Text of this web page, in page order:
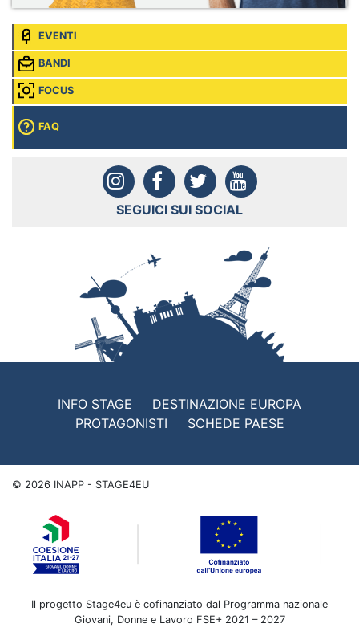
EVENTI
BANDI
FOCUS
FAQ
SEGUICI SUI SOCIAL
INFO STAGE
DESTINAZIONE EUROPA
PROTAGONISTI
SCHEDE PAESE
© 2026 INAPP - STAGE4EU
Il progetto Stage4eu è cofinanziato dal Programma nazionale
Giovani, Donne e Lavoro FSE+ 2021 – 2027